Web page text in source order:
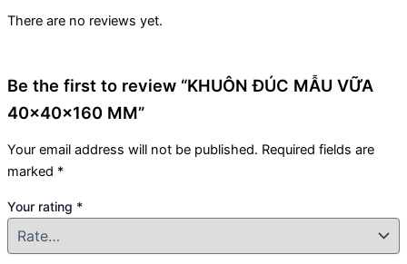
There are no reviews yet.
Be the first to review “KHUÔN ĐÚC MẪU VỮA
40x40x160 MM”
Your email address will not be published. Required fields are
marked *
Your rating *